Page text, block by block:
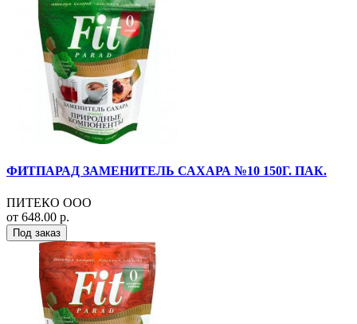
ФИТПАРАД ЗАМЕНИТЕЛЬ САХАРА №10 150Г. ПАК.
ПИТЕКО ООО
от 648.00 р.
Под заказ